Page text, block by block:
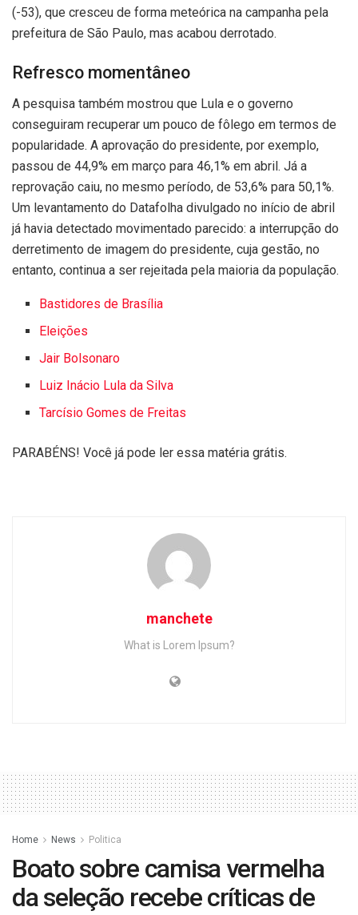
(-53), que cresceu de forma meteórica na campanha pela
prefeitura de São Paulo, mas acabou derrotado.
Refresco momentâneo
A pesquisa também mostrou que Lula e o governo
conseguiram recuperar um pouco de fôlego em termos de
popularidade. A aprovação do presidente, por exemplo,
passou de 44,9% em março para 46,1% em abril. Já a
reprovação caiu, no mesmo período, de 53,6% para 50,1%.
Um levantamento do Datafolha divulgado no início de abril
já havia detectado movimentado parecido: a interrupção do
derretimento de imagem do presidente, cuja gestão, no
entanto, continua a ser rejeitada pela maioria da população.
Bastidores de Brasília
Eleições
Jair Bolsonaro
Luiz Inácio Lula da Silva
Tarcísio Gomes de Freitas
PARABÉNS! Você já pode ler essa matéria grátis.
manchete
What is Lorem Ipsum?
Home News Politica
Boato sobre camisa vermelha
da seleção recebe críticas de